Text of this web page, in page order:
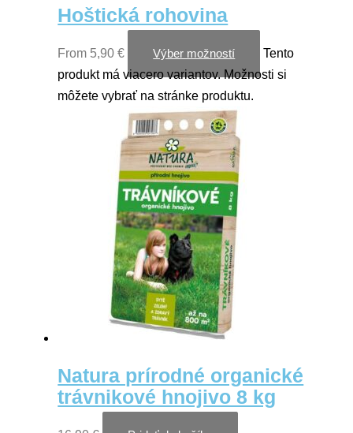
Hoštická rohovina
From 5,90€ Výber možností
Tento
produkt má viacero variantov. Možnosti si
môžete vybrať na stránke produktu.
Natura prírodné organické
trávnikové hnojivo 8 kg